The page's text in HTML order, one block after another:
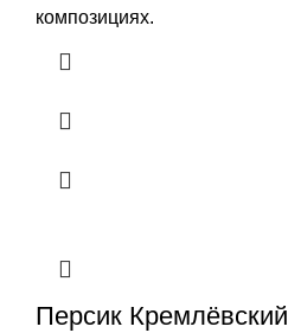
композициях.
Персик Кремлёвский